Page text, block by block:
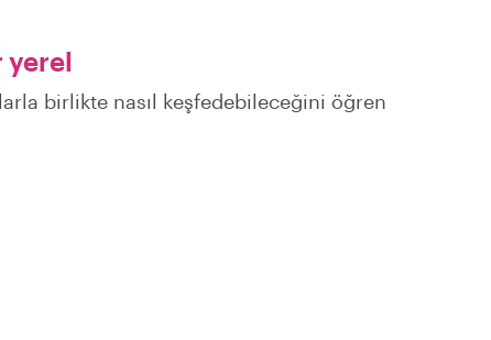
yerel
birlikte nasıl keşfedebileceğini öğren